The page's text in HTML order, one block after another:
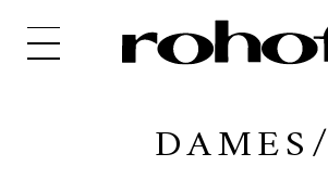
DAMES/